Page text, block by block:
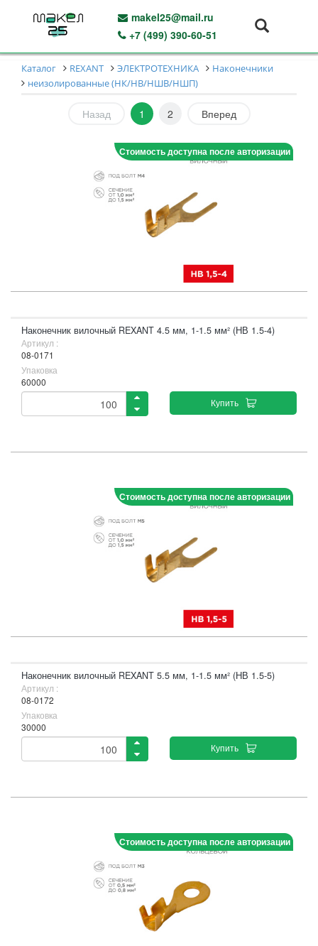
makel25@mail.ru
+7 (499) 390-60-51
Каталог REXANT ЭЛЕКТРОТЕХНИКА
Наконечники
неизолированные (НК/НВ/НШВ/НШП)
Назад 1 2 Вперед
Стоимость доступна после авторизации
Наконечник вилочный REXANT 4.5 мм, 1-1.5 мм² (НВ 1.5-4)
Артикул :
08-0171
Упаковка
60000
Купить
Стоимость доступна после авторизации
Наконечник вилочный REXANT 5.5 мм, 1-1.5 мм² (НВ 1.5-5)
Артикул :
08-0172
Упаковка
30000
Купить
Стоимость доступна после авторизации